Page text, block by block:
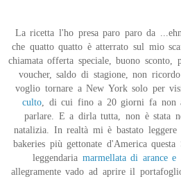
La ricetta l'ho presa paro paro da
che quatto quatto è atterrato sul mio
chiamata offerta speciale, buono sconto,
voucher, saldo di stagione, non
voglio tornare a New York solo per
culto , di cui fino a 20 giorni fa non
parlare. E a dirla tutta, non è stata
natalizia. In realtà mi è bastato leggere
bakeries più gettonate d'America
leggendaria marmellata di arance e
allegramente vado ad aprire il